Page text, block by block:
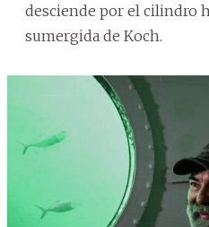
desciende por el cilindro
sumergida de Koch.